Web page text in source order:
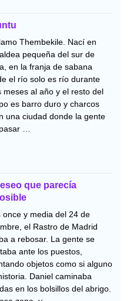
Thembekile. Nací en
pequeña del sur de
en la franja de sabana
el río solo es río durante
meses al año y el resto del
es barro duro y charcos
una ciudad donde la gente
…
que parecía
once y media del 24 de
el Rastro de Madrid
a rebosar. La gente se
ante los puestos,
objetos como si alguno
Daniel caminaba
en los bolsillos del abrigo.